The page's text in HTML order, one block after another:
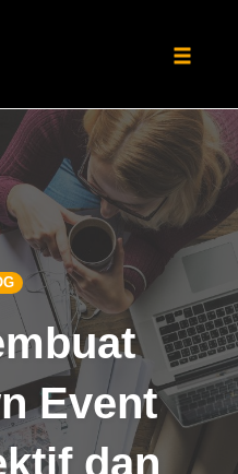
Event
dan